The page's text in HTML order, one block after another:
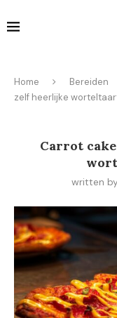
Home Bereiden
zelf heerlijke
Carrot
written